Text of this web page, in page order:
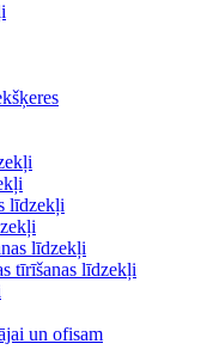
līdzekļi
līdzekļi
tīrīšanas līdzekļi
un ofisam